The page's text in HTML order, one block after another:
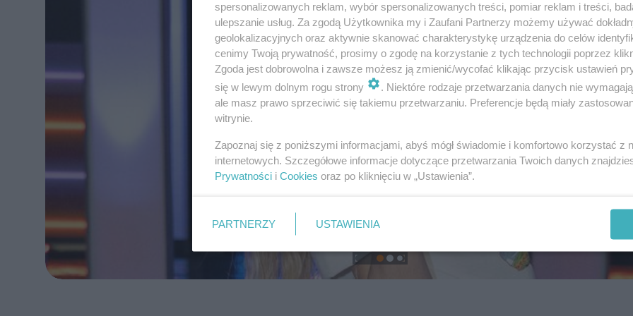
spersonalizowanych reklam, wybór spersonalizowanych treści, pomiar reklam i treści,
ulepszanie usług. Za zgodą Użytkownika my i Zaufani Partnerzy możemy używać
geolokalizacyjnych oraz aktywnie skanować charakterystykę urządzenia do celów
cenimy Twoją prywatność, prosimy o zgodę na korzystanie z tych technologii poprzez
Zgoda jest dobrowolna i zawsze możesz ją zmienić/wycofać klikając przycisk ustawień
się w lewym dolnym rogu strony
. Niektóre rodzaje przetwarzania danych nie
ale masz prawo sprzeciwić się takiemu przetwarzaniu. Preferencje będą miały
witrynie.
Zapoznaj się z poniższymi informacjami, abyś mógł świadomie i komfortowo korzystać z
internetowych. Szczegółowe informacje dotyczące przetwarzania Twoich danych
Prywatności i Cookies oraz po kliknięciu w „Ustawienia”.
PARTNERZY USTAWIENIA